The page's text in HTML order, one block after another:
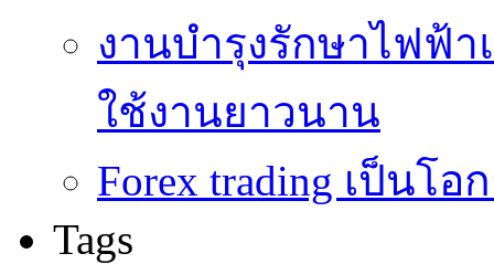
งานบำรุงรักษาไฟฟ้
ใช้งานยาวนาน
Forex trading เป็นโ
Tags